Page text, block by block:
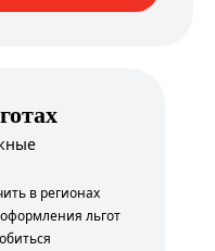
в регионах
льгот